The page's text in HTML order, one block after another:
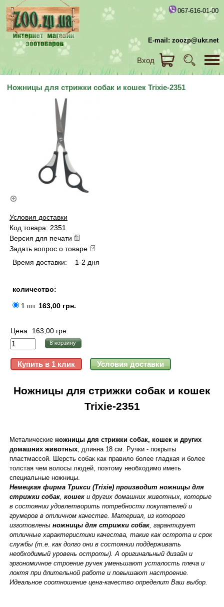
067-616-01-00
E-mail: zoozp@ukr.net
Вход
Ножницы для стрижки собак и кошек Trixie-2351
Условия доставки
Код товара: 2351
Версия для печати
Задать вопрос о товаре
Время доставки:
1-2 дня
количество:
1 шт. 163,00 грн.
Цена 163,00 грн.
Ножницы для стрижки собак и кошек
Trixie-2351
Металические ножницы для стрижки собак, кошек и других
домашних животных, длинна 18 см. Ручки - покрыты
пластмассой. Шерсть собак как правило более гладкая и более
толстая чем волосы людей, поэтому необходимо иметь
специальные ножницы.
Немецкая фирма Трикси (Trixie) производит ножницы для
стрижки собак, кошек и других домашних животных, которые
в состоянии удовлетворить потребности покупателей и
грумеров в отличном качестве. Материал, из которого
изготовлены ножницы для стрижки собак, гарантирует
отличные характеристики качества, такие как острота и срок
службы (т.е. как долго они в состоянии поддерживать
необходимый уровень остроты). А оригинальный дизайн и
эргономичное строение ручек уменьшают усталость плеча и
локтя при длительной работе и повышают настроение.
Идеальное соотношение цена-качество определит Ваш выбор.